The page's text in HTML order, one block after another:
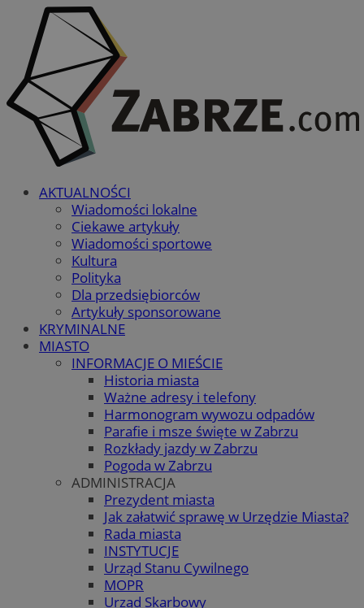
AKTUALNOŚCI
Wiadomości lokalne
Ciekawe artykuły
Wiadomości sportowe
Kultura
Polityka
Dla przedsiębiorców
Artykuły sponsorowane
KRYMINALNE
MIASTO
INFORMACJE O MIEŚCIE
Historia miasta
Ważne adresy i telefony
Harmonogram wywozu odpadów
Parafie i msze święte w Zabrzu
Rozkłady jazdy w Zabrzu
Pogoda w Zabrzu
ADMINISTRACJA
Prezydent miasta
Jak załatwić sprawę w Urzędzie Miasta?
Rada miasta
INSTYTUCJE
Urząd Stanu Cywilnego
MOPR
Urząd Skarbowy